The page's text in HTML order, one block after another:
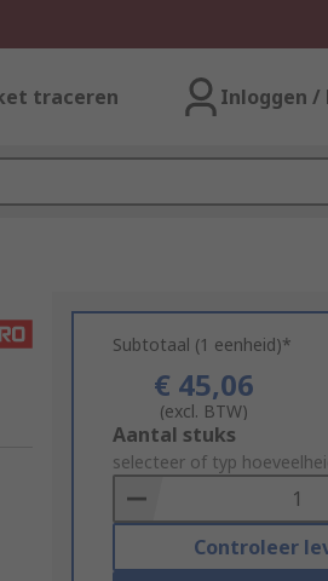
traceren Inloggen /
Subtotaal (1 eenheid)*
€ 45,06
(excl. BTW)
Add
to
Basket
Aantal stuks
selecteer of typ
Controleer